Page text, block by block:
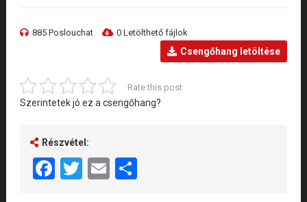
885 Poslouchat 0 Letölthető fájlok
Csengőhang letöltése
Rate this post
Szerintetek jó ez a csengőhang?
Részvétel:
Facebook
Twitter
EmailShare